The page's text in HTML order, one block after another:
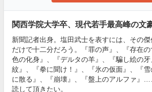
関西学院大学卒、現代若手最高峰の文
新聞記者出身。塩田武士を表すには、その
だけで十二分だろう。『罪の声』、『存在
色の化身』、『デルタの羊』、『騙し絵の
紋』、『拳に聞け！』、『氷の仮面』、『
に散る』、『崩壊』、『盤上のアルファ
読して頂きたい。